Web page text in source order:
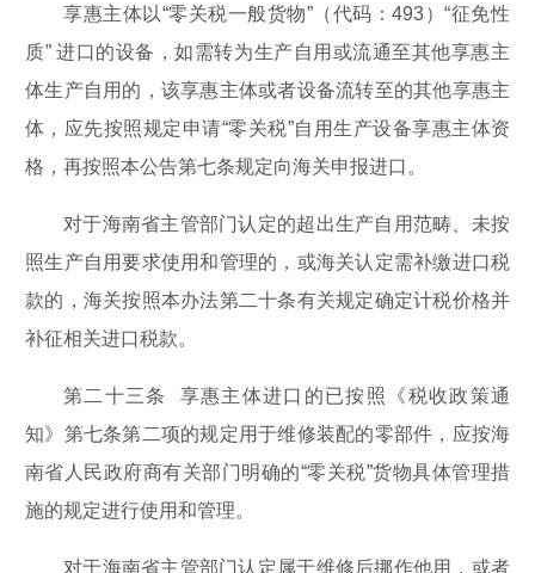
享惠主体以“零关税一般货物”（代码：493）“征免性
质” 进口的设备，如需转为生产自用或流通至其他享惠主
体生产自用的，该享惠主体或者设备流转至的其他享惠主
体，应先按照规定申请“零关税”自用生产设备享惠主体资
格，再按照本公告第七条规定向海关申报进口。
对于海南省主管部门认定的超出生产自用范畴、未按
照生产自用要求使用和管理的，或海关认定需补缴进口税
款的，海关按照本办法第二十条有关规定确定计税价格并
补征相关进口税款。
第二十三条 享惠主体进口的已按照《税收政策通
知》第七条第二项的规定用于维修装配的零部件，应按海
南省人民政府商有关部门明确的“零关税”货物具体管理措
施的规定进行使用和管理。
对于海南省主管部门认定属于维修后挪作他用，或者